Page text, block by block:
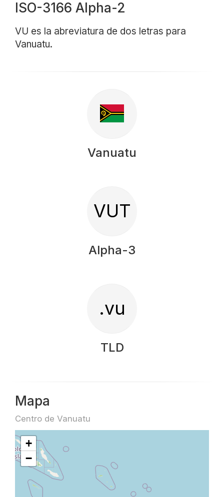
ISO-3166 Alpha-2
VU es la abreviatura de dos letras para
Vanuatu.
Vanuatu
VUT
Alpha-3
.vu
TLD
Mapa
Centro de Vanuatu
+
−